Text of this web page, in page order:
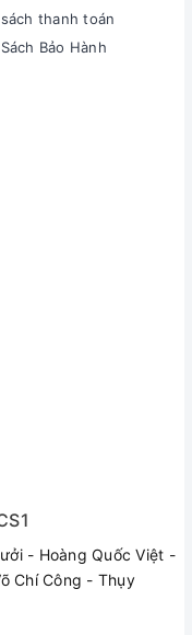
thanh toán
Bảo Hành
- Hoàng Quốc Việt -
Chí Công - Thụy